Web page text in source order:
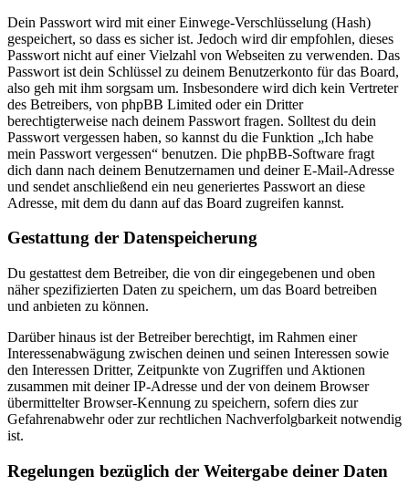
Dein Passwort wird mit einer Einwege-Verschlüsselung (Hash)
gespeichert, so dass es sicher ist. Jedoch wird dir empfohlen, dieses
Passwort nicht auf einer Vielzahl von Webseiten zu verwenden. Das
Passwort ist dein Schlüssel zu deinem Benutzerkonto für das Board,
also geh mit ihm sorgsam um. Insbesondere wird dich kein Vertreter
des Betreibers, von phpBB Limited oder ein Dritter
berechtigterweise nach deinem Passwort fragen. Solltest du dein
Passwort vergessen haben, so kannst du die Funktion „Ich habe
mein Passwort vergessen“ benutzen. Die phpBB-Software fragt
dich dann nach deinem Benutzernamen und deiner E-Mail-Adresse
und sendet anschließend ein neu generiertes Passwort an diese
Adresse, mit dem du dann auf das Board zugreifen kannst.
Gestattung der Datenspeicherung
Du gestattest dem Betreiber, die von dir eingegebenen und oben
näher spezifizierten Daten zu speichern, um das Board betreiben
und anbieten zu können.
Darüber hinaus ist der Betreiber berechtigt, im Rahmen einer
Interessenabwägung zwischen deinen und seinen Interessen sowie
den Interessen Dritter, Zeitpunkte von Zugriffen und Aktionen
zusammen mit deiner IP-Adresse und der von deinem Browser
übermittelter Browser-Kennung zu speichern, sofern dies zur
Gefahrenabwehr oder zur rechtlichen Nachverfolgbarkeit notwendig
ist.
Regelungen bezüglich der Weitergabe deiner Daten